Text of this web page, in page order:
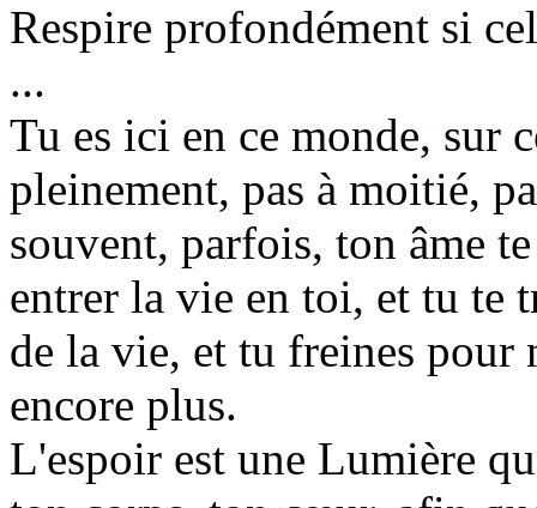
Respire profondément si
...
Tu es ici en ce monde, sur
pleinement, pas à moitié,
souvent, parfois, ton âme
entrer la vie en toi, et tu te
de la vie, et tu freines pour
encore plus.
L'espoir est une Lumière